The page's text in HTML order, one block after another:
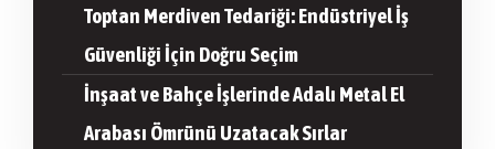
Toptan Merdiven Tedariği: Endüstriyel İş
Güvenliği İçin Doğru Seçim
İnşaat ve Bahçe İşlerinde Adalı Metal El
Arabası Ömrünü Uzatacak Sırlar